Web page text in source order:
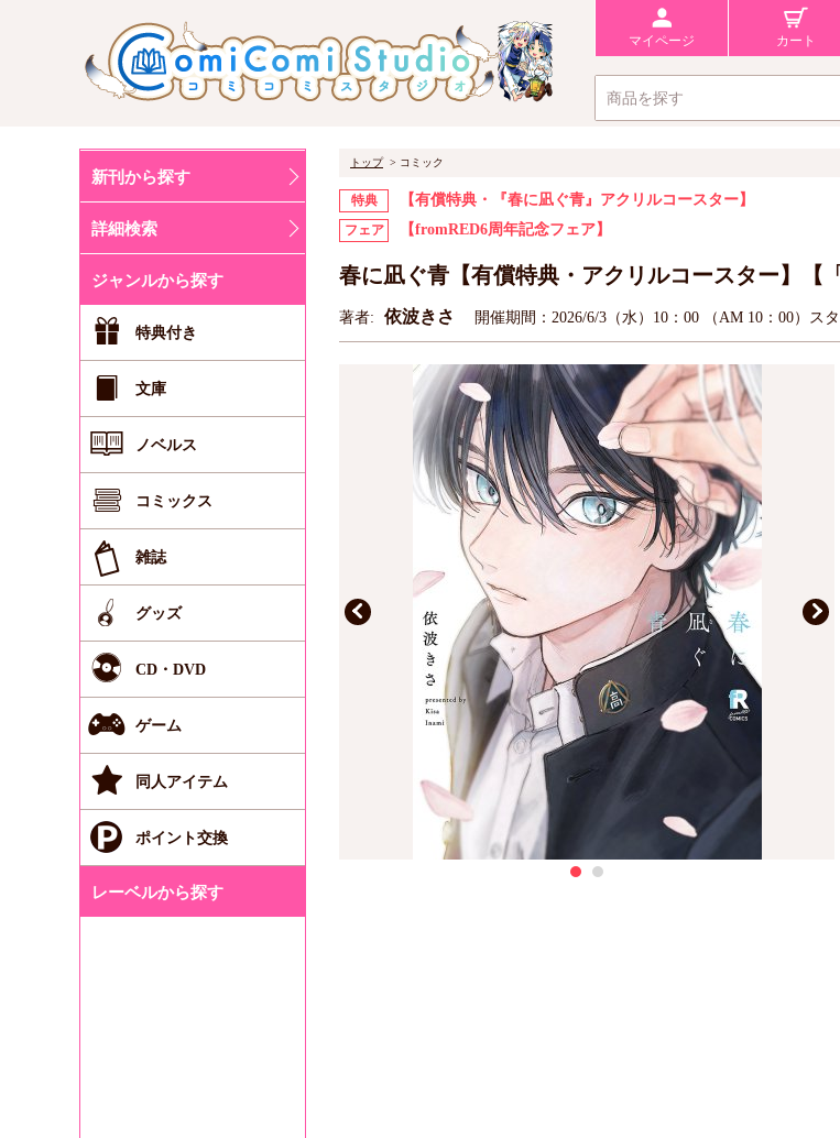
マイページ カート
新刊から探す
詳細検索
ジャンルから探す
特典付き
文庫
ノベルス
コミックス
雑誌
グッズ
CD・DVD
ゲーム
同人アイテム
ポイント交換
レーベルから探す
トップ コミック
特典 【有償特典・『春に凪ぐ青』アクリルコースター】
フェア 【fromRED6周年記念フェア】
春に凪ぐ青【有償特典・アクリルコースター】【
著者: 依波きさ 開催期間：2026/6/3（水）10：00 （AM 10：00）ス